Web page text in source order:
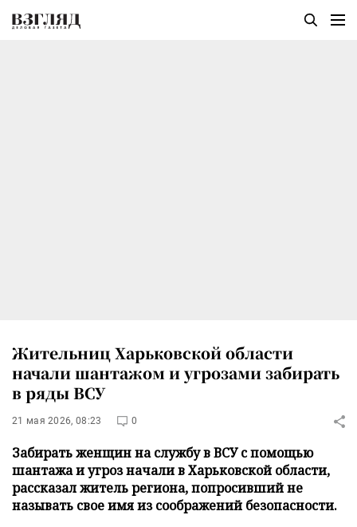
Жительниц Харьковской области
начали шантажом и угрозами забирать
в ряды ВСУ
21 мая 2026, 08:23 0
Забирать женщин на службу в ВСУ с помощью
шантажа и угроз начали в Харьковской области,
рассказал житель региона, попросивший не
называть свое имя из соображений безопасности.